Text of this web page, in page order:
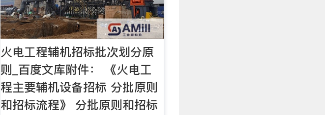
火电工程辅机招标批次划分原
则_百度文库附件： 《火电工
程主要辅机设备招标 分批原则
和招标流程》 分批原则和招标